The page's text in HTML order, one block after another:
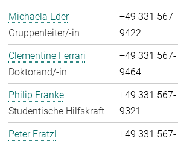
Michaela Eder
Gruppenleiter/-in
+49 331 567-
9422
Clementine Ferrari
Doktorand/-in
+49 331 567-
9464
Philip Franke
Studentische Hilfskraft
+49 331 567-
9321
Peter Fratzl
+49 331 567-